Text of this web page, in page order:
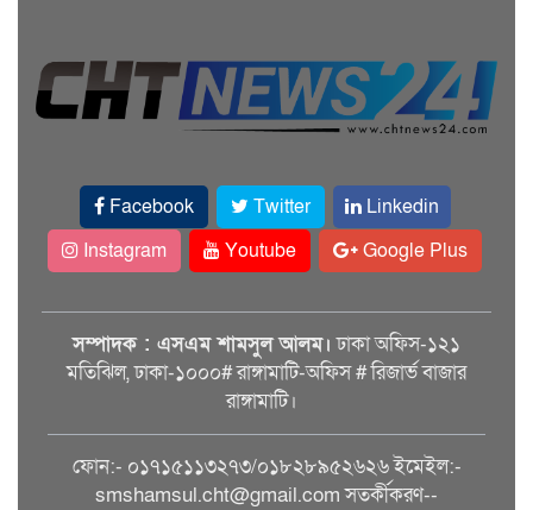
Facebook Twitter
Linkedin
Instagram
Youtube Google Plus
সম্পাদক : এসএম শামসুল আলম। ঢাকা অফিস-১২১
মতিঝিল, ঢাকা-১০০০# রাঙ্গামাটি-অফিস # রিজার্ভ বাজার
রাঙ্গামাটি।
ফোন:- ০১৭১৫১১৩২৭৩/০১৮২৮৯৫২৬২৬ ইমেইল:-
smshamsul.cht@gmail.com সতর্কীকরণ--